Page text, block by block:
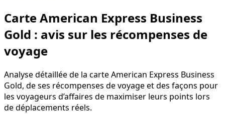
Carte American Express Business
Gold : avis sur les récompenses de
voyage
Analyse détaillée de la carte American Express Business
Gold, de ses récompenses de voyage et des façons pour
les voyageurs d’affaires de maximiser leurs points lors
de déplacements réels.